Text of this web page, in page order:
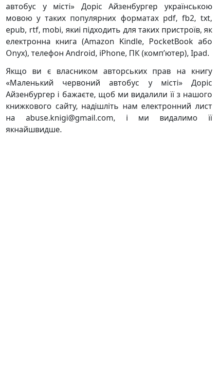
автобус у місті» Доріс Айзенбургер українською
мовою у таких популярних форматах pdf, fb2, txt,
epub, rtf, mobi, якиі підходить для таких пристроїв, як
електронна книга (Amazon Kindle, PocketBook або
Onyx), телефон Android, iPhone, ПК (комп’ютер), Ipad.
Якщо ви є власником авторських прав на книгу
«Маленький червоний автобус у місті» Доріс
Айзенбургер і бажаєте, щоб ми видалили її з нашого
книжкового сайту, надішліть нам електронний лист
на abuse.knigi@gmail.com, і ми видалимо її
якнайшвидше.